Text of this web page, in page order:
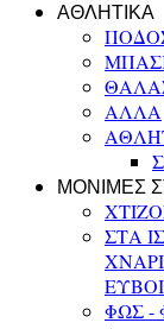
ΑΘΛΗΤΙΚΑ
ΑΛΛΑ
ΜΟΝΙΜΕΣ
ΣΤΑ
ΦΩΣ -